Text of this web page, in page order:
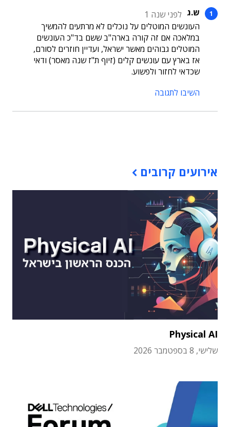
ש.ג לפני שנה 1
העונשים המוטלים על נוכלים לא מרתעים להמשיך
במלאכה אם זה קורה בארה"ב ששם בד"כ העונשים
המוטלים גבוהים מאשר ישראל, ועדיין חוזרים לסורם,
אז בארץ עם עונשים קלים (זיוף ת"ז שנה מאסר) ודאי
שכדאי לחזור ולפשוע.
השיבו לתגובה
אירועים קרובים
Physical AI
שלישי, 8 בספטמבר 2026